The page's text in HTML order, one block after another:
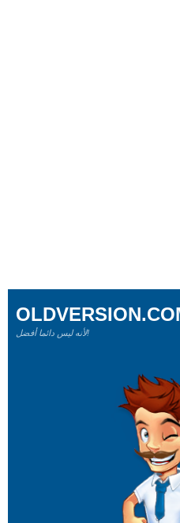
لأنه ليس دائما أفضل!